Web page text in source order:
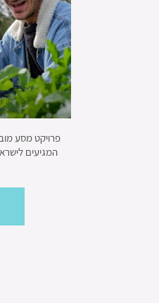
פרויקט מסע
המגיעים